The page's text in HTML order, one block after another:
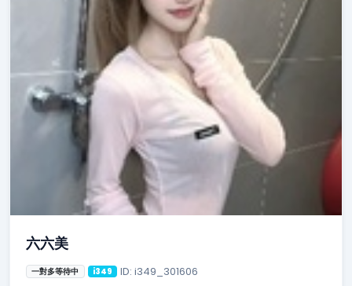
六六美
一對多等待中 i349 ID: i349_301606